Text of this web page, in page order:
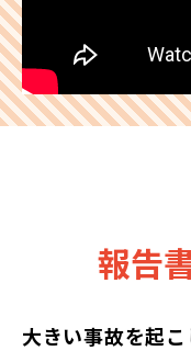
報告
大きい事故を起